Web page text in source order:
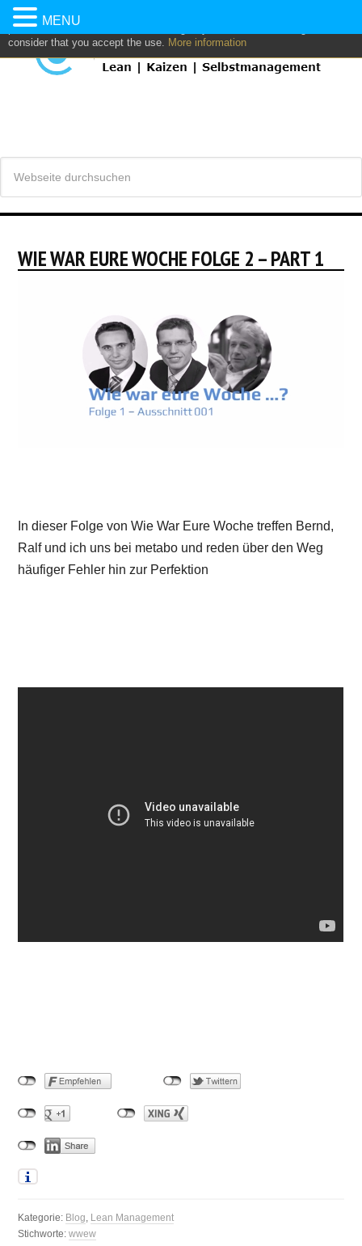
This website uses own and/or third parties cookies to: analyze,
personalize content and/or advertising. If you continue browsing, we
consider that you accept the use. More information
WIE WAR EURE WOCHE FOLGE 2 – PART 1
In dieser Folge von Wie War Eure Woche treffen Bernd,
Ralf und ich uns bei metabo und reden über den Weg
häufiger Fehler hin zur Perfektion
Kategorie: Blog Lean Management
Stichworte:wwew
MENU